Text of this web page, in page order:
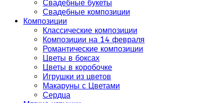
Свадебные букеты
Свадебные композиции
Композиции
Классические композиции
Композиции на 14 февраля
Романтические композиции
Цветы в боксах
Цветы в коробочке
Игрушки из цветов
Макаруны с Цветами
Сердца